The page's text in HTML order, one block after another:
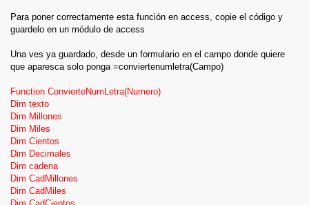
Para poner correctamente esta función en access, copie el código y
guardelo en un módulo de access
Una ves ya guardado, desde un formulario en el campo donde quiere
que aparesca solo ponga =conviertenumletra(Campo)
Function ConvierteNumLetra(Numero)
Dim texto
Dim Millones
Dim Miles
Dim Cientos
Dim Decimales
Dim cadena
Dim CadMillones
Dim CadMiles
En vista diseño del formulario, selecciona propiedades del combobox, en la
CONDICIONAR LA LISTA DE UN COMBOBOX O LISTBOX DE ACUERDO
AL VALOR DE OTRO COMBOBOX O TEXTBOX
Para condicionar la lista de un combobox de acuerdo a un valor que se
seleccione en otro combobox o un valor que se escriba en un textbox,
haremos lo siguiente.
En vista diseño del formulario, selecciona propiedades del combobox, en la